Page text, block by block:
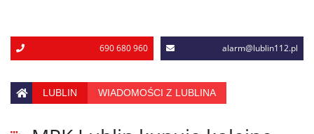
690 680 960 alarm@lublin112.pl
LUBLIN WIADOMOŚCI Z LUBLINA